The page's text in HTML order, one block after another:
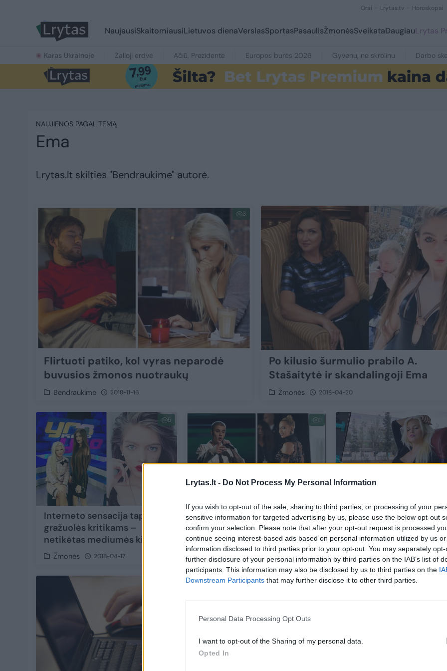
Lrytas.lt - Do Not Process My Personal Information
If you wish to opt-out of the sale, sharing to third parties, or processing of your
sensitive information for targeted advertising by us, please use the below opt-out
confirm your selection. Please note that after your opt-out request is processed
continue seeing interest-based ads based on personal information utilized by us
information disclosed to third parties prior to your opt-out. You may separately
further disclosure of your personal information by third parties on the IAB’s list of
participants. This information may also be disclosed by us to third parties on the
Downstream Participants that may further disclose it to other third parties.
Personal Data Processing Opt Outs
I want to opt-out of the Sharing of my personal data.
Opted In
Orai Lrytas.tv Horoskopai
NaujausiSkaitomiausiLietuvos dienaVerslasSportasPasaulisŽmonėsSveikataDaugiauLrytas
Karas Ukrainoje Žalioji erdvė Ačiū, Prezidente Europos burės 2026 Gyvenu, ne skrolinu Darbo
NAUJIENOS PAGAL TEMĄ
Ema
Lrytas.lt skilties "Bendraukime" autorė.
3
Flirtuoti patiko, kol vyras neparodė
buvusios žmonos nuotraukų
Bendraukime 2018-11-16
Po kilusio šurmulio prabilo A.
Stašaitytė ir skandalingoji Ema
Žmonės 2018-04-20
5
Interneto sensacija tapusios
gražuolės kritikams –
netikėtas mediumės kirtis
Žmonės 2018-04-17
1
Bieberis ir Beyonce
pretenduoja į daugiausia
MTV apdovanojimų EMA
Žmonės 2016-11-06
Pakeleivės krūtys
nurausti į Vokietiją
lietuvę
Bendraukime 2016-06-22
1